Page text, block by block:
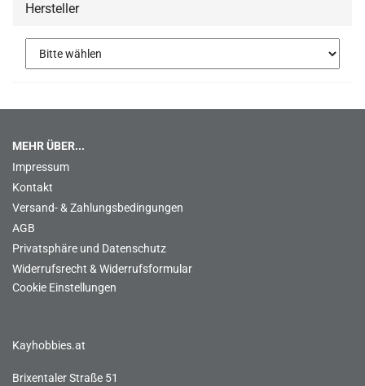
Hersteller
MEHR ÜBER...
Impressum
Kontakt
Versand- & Zahlungsbedingungen
AGB
Privatsphäre und Datenschutz
Widerrufsrecht & Widerrufsformular
Cookie Einstellungen
Kayhobbies.at
Brixentaler Straße 51